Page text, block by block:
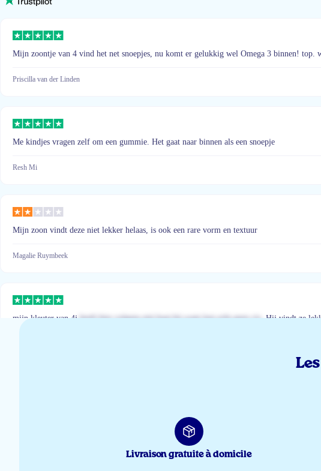
Mijn zoontje van 4 vind het net snoepjes, nu komt er gelukkig wel Omega 3 binnen!
Priscilla van der Linden
Me kindjes vragen zelf om een gummie. Het gaat naar binnen als een snoepje
Resh Mi
Mijn zoon vindt deze niet lekker helaas, is ook een rare vorm en textuur
Magalie Ruymbeek
mijn kleuter van 4j heeft hier volgens mij baat bij want lust echt geen vis. Hij vindt ze
Livraison gratuite à domicile